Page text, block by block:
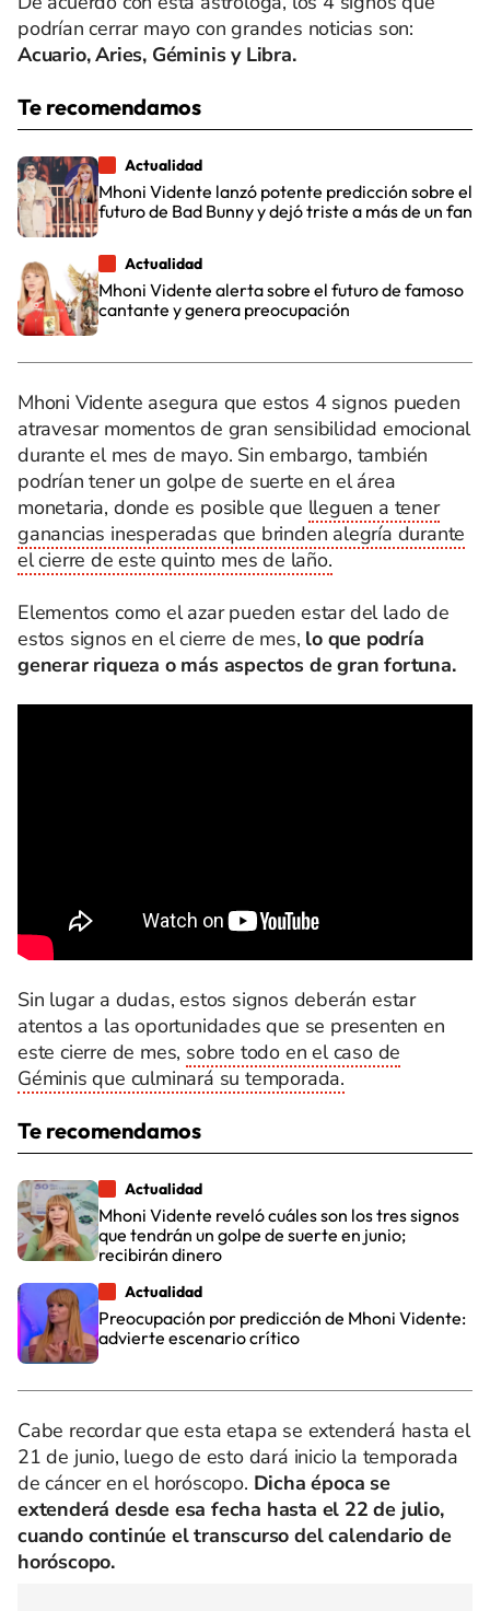
podrían cerrar mayo con grandes noticias son:
Acuario, Aries, Géminis y Libra.
Te recomendamos
Actualidad
Mhoni Vidente lanzó potente predicción sobre el
futuro de Bad Bunny y dejó triste a más de un fan
Actualidad
Mhoni Vidente alerta sobre el futuro de famoso
cantante y genera preocupación
Mhoni Vidente asegura que estos 4 signos pueden
atravesar momentos de gran sensibilidad emocional
durante el mes de mayo. Sin embargo, también
podrían tener un golpe de suerte en el área
monetaria, donde es posible que lleguen a tener
ganancias inesperadas que brinden alegría durante
el cierre de este quinto mes de laño.
Elementos como el azar pueden estar del lado de
estos signos en el cierre de mes, lo que podría
generar riqueza o más aspectos de gran fortuna.
Sin lugar a dudas, estos signos deberán estar
atentos a las oportunidades que se presenten en
este cierre de mes, sobre todo en el caso de
Géminis que culminará su temporada.
Te recomendamos
Actualidad
Mhoni Vidente reveló cuáles son los tres signos
que tendrán un golpe de suerte en junio;
recibirán dinero
Actualidad
Preocupación por predicción de Mhoni Vidente:
advierte escenario crítico
Cabe recordar que esta etapa se extenderá hasta el
21 de junio, luego de esto dará inicio la temporada
de cáncer en el horóscopo. Dicha época se
extenderá desde esa fecha hasta el 22 de julio,
cuando continúe el transcurso del calendario de
horóscopo.